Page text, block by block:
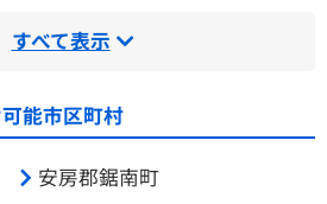
すべて表示
能市区町村
安房郡鋸南町